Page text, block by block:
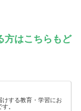
方はこちらもど
する教育・学習にお
。